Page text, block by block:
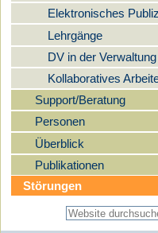
Elektronisches
Lehrgänge
DV in der Verwaltung
Kollaboratives
Support/Beratung
Personen
Überblick
Publikationen
Störungen